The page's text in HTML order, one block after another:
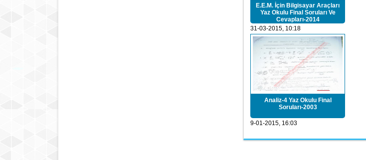
E.E.M. İçin Bilgisayar Araçları
Yaz Okulu Final Soruları Ve
Cevapları-2014
31-03-2015, 10:18
Analiz-4 Yaz Okulu Final
Soruları-2003
9-01-2015, 16:03